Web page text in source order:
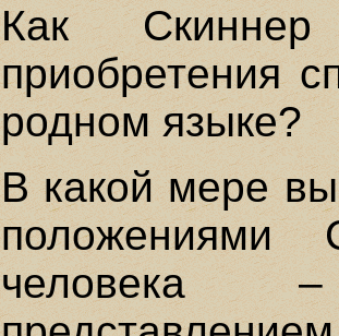
Как
приобретения
родном языке?
В какой мере
положениями
человека